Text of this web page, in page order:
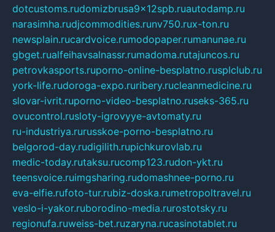
dotcustoms.rudomizbrusa9x12spb.ruautodamp.ru
narasimha.rudjcommodities.runv750.rux-ton.ru
newsplain.rucardvoice.rumodopaper.rumanunae.ru
gbget.rualfeihavsalnassr.rumadoma.rutajuncos.ru
petrovkasports.ruporno-online-besplatno.rusplclub.ru
york-life.rudoroga-expo.ruribery.rucleanmedicine.ru
slovar-ivrit.ruporno-video-besplatno.ruseks-365.ru
ovucontrol.rusloty-igrovyye-avtomaty.ru
ru-industriya.rurusskoe-porno-besplatno.ru
belgorod-day.rudigilith.rupichkurovlab.ru
medic-today.rutaksu.rucomp123.rudon-ykt.ru
teensvoice.ruimgsharing.rudomashnee-porno.ru
eva-elfie.rufoto-tur.rubiz-doska.rumetropoltravel.ru
veslo-i-yakor.ruborodino-media.rurostotsky.ru
regionufa.ruweiss-bet.ruzaryna.rucasinotablet.ru